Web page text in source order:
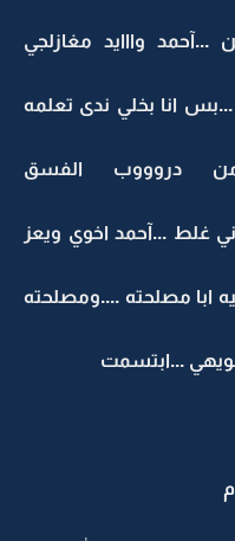
وااايد مغازلجي
انا بخلي ندى تعلمه
دروووب الفسق
غلط ...آحمد اخوي ويعز
جيه ابا مصلحته ....ومصلحته
...ابتسمت